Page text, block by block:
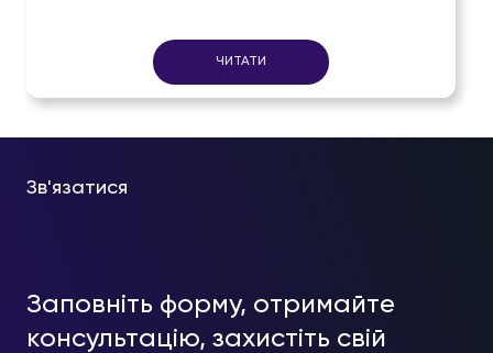
ЧИТАТИ
Зв'язатися
Заповніть форму, отримайте
консультацію, захистіть свій